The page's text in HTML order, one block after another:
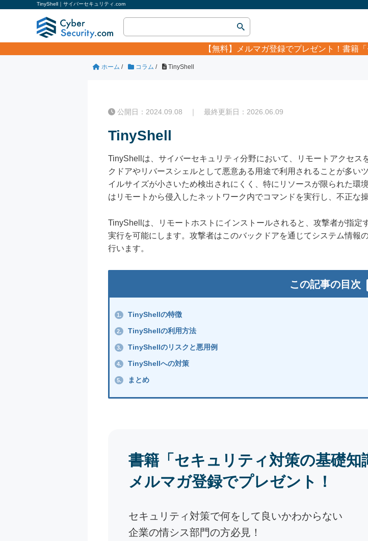
TinyShell｜サイバーセキュリティ.com
【無料】 メルマガ登録でプレゼント！書籍
ホーム / コラム / TinyShell
公開日：2024.09.08 ｜ 最終更新日：2026.06.09
TinyShell
TinyShellは、サイバーセキュリティ分野において、リモートアクセ
クドアやリバースシェルとして悪意ある用途で利用されることが多い
イルサイズが小さいため検出されにくく、特にリソースが限られた環
はリモートから侵入したネットワーク内でコマンドを実行し、不正な
TinyShellは、リモートホストにインストールされると、攻撃者が指定
実行を可能にします。攻撃者はこのバックドアを通じてシステム情報
行います。
この記事の目次
1. TinyShellの特徴
2. TinyShellの利用方法
3. TinyShellのリスクと悪用例
4. TinyShellへの対策
5. まとめ
書籍「セキュリティ対策の基礎知
メルマガ登録でプレゼント！
セキュリティ対策で何をして良いかわからない
企業の情シス部門の方必見！